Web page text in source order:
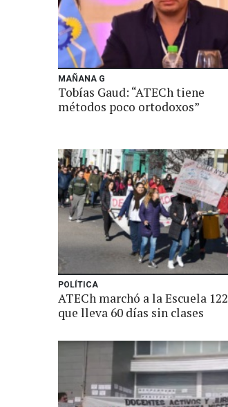
MAÑANA G
Tobías Gaud: “ATECh tiene
métodos poco ortodoxos”
POLÍTICA
ATECh marchó a la Escuela 122
que lleva 60 días sin clases